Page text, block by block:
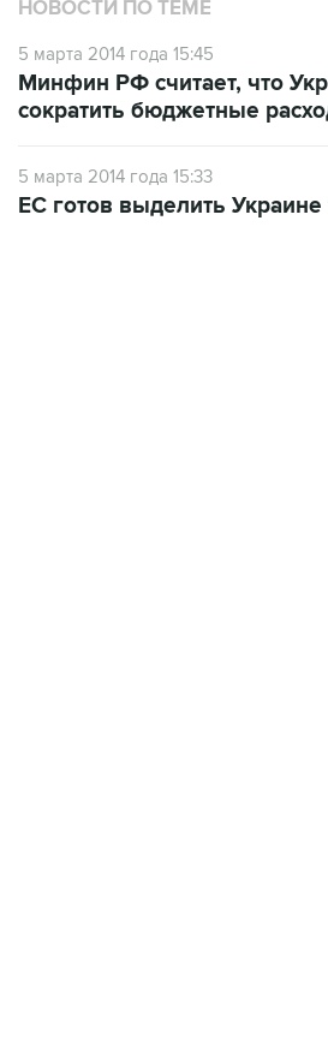
НОВОСТИ ПО ТЕМЕ
5 марта 2014 года 15:45
Минфин РФ считает, что
сократить бюджетные
5 марта 2014 года 15:33
ЕС готов выделить